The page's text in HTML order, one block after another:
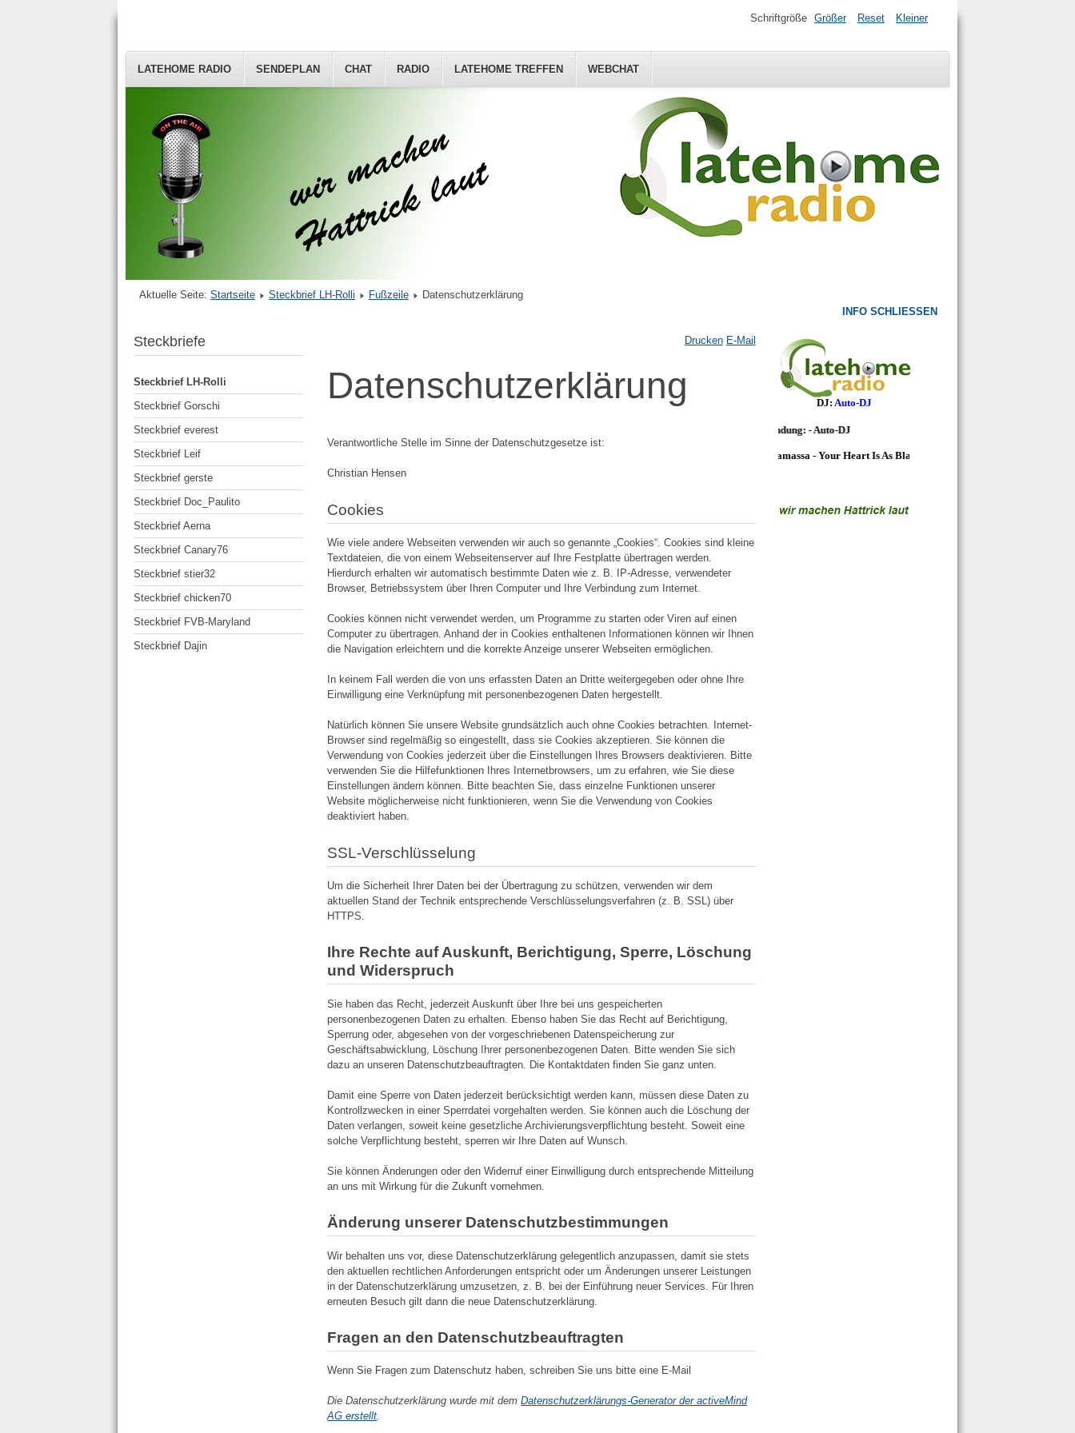
LATEHOME RADIO SENDEPLAN CHAT RADIO LATEHOME TREFFEN WEBCHAT
Schriftgröße Größer Reset Kleiner
Aktuelle Seite: Startseite Steckbrief LH-Rolli Fußzeile Datenschutzerklärung
Steckbriefe
Steckbrief LH-Rolli
Steckbrief Gorschi
Steckbrief everest
Steckbrief Leif
Steckbrief gerste
Steckbrief Doc_Paulito
Steckbrief Aerna
Steckbrief Canary76
Steckbrief stier32
Steckbrief chicken70
Steckbrief FVB-Maryland
Steckbrief Dajin
Drucken E-Mail
Datenschutzerklärung
Verantwortliche Stelle im Sinne der Datenschutzgesetze ist:
Christian Hensen
Cookies
Wie viele andere Webseiten verwenden wir auch so genannte „Cookies“. Cookies sind kleine
Textdateien, die von einem Webseitenserver auf Ihre Festplatte übertragen werden.
Hierdurch erhalten wir automatisch bestimmte Daten wie z. B. IP-Adresse, verwendeter
Browser, Betriebssystem über Ihren Computer und Ihre Verbindung zum Internet.
Cookies können nicht verwendet werden, um Programme zu starten oder Viren auf einen
Computer zu übertragen. Anhand der in Cookies enthaltenen Informationen können wir Ihnen
die Navigation erleichtern und die korrekte Anzeige unserer Webseiten ermöglichen.
In keinem Fall werden die von uns erfassten Daten an Dritte weitergegeben oder ohne Ihre
Einwilligung eine Verknüpfung mit personenbezogenen Daten hergestellt.
Natürlich können Sie unsere Website grundsätzlich auch ohne Cookies betrachten. Internet-
Browser sind regelmäßig so eingestellt, dass sie Cookies akzeptieren. Sie können die
Verwendung von Cookies jederzeit über die Einstellungen Ihres Browsers deaktivieren. Bitte
verwenden Sie die Hilfefunktionen Ihres Internetbrowsers, um zu erfahren, wie Sie diese
Einstellungen ändern können. Bitte beachten Sie, dass einzelne Funktionen unserer
Website möglicherweise nicht funktionieren, wenn Sie die Verwendung von Cookies
deaktiviert haben.
SSL-Verschlüsselung
Um die Sicherheit Ihrer Daten bei der Übertragung zu schützen, verwenden wir dem
aktuellen Stand der Technik entsprechende Verschlüsselungsverfahren (z. B. SSL) über
HTTPS.
Ihre Rechte auf Auskunft, Berichtigung, Sperre, Löschung
und Widerspruch
Sie haben das Recht, jederzeit Auskunft über Ihre bei uns gespeicherten
personenbezogenen Daten zu erhalten. Ebenso haben Sie das Recht auf Berichtigung,
Sperrung oder, abgesehen von der vorgeschriebenen Datenspeicherung zur
Geschäftsabwicklung, Löschung Ihrer personenbezogenen Daten. Bitte wenden Sie sich
dazu an unseren Datenschutzbeauftragten. Die Kontaktdaten finden Sie ganz unten.
Damit eine Sperre von Daten jederzeit berücksichtigt werden kann, müssen diese Daten zu
Kontrollzwecken in einer Sperrdatei vorgehalten werden. Sie können auch die Löschung der
Daten verlangen, soweit keine gesetzliche Archivierungsverpflichtung besteht. Soweit eine
solche Verpflichtung besteht, sperren wir Ihre Daten auf Wunsch.
Sie können Änderungen oder den Widerruf einer Einwilligung durch entsprechende Mitteilung
an uns mit Wirkung für die Zukunft vornehmen.
Änderung unserer Datenschutzbestimmungen
Wir behalten uns vor, diese Datenschutzerklärung gelegentlich anzupassen, damit sie stets
den aktuellen rechtlichen Anforderungen entspricht oder um Änderungen unserer Leistungen
in der Datenschutzerklärung umzusetzen, z. B. bei der Einführung neuer Services. Für Ihren
erneuten Besuch gilt dann die neue Datenschutzerklärung.
Fragen an den Datenschutzbeauftragten
Wenn Sie Fragen zum Datenschutz haben, schreiben Sie uns bitte eine E-Mail
Die Datenschutzerklärung wurde mit demDatenschutzerklärungs-Generator der activeMind
AG erstellt.
INFO SCHLIESSEN